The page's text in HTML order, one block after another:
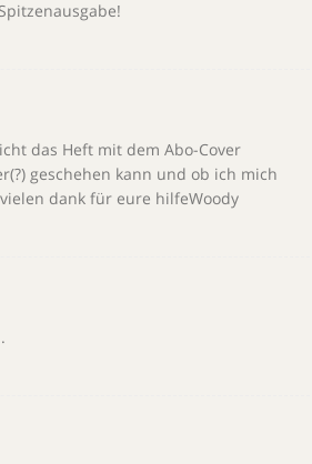
das Heft mit dem Abo-Cover
geschehen kann und ob ich mich
dank für eure hilfeWoody